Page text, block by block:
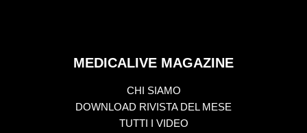
MEDICALIVE MAGAZINE
CHI SIAMO
DOWNLOAD RIVISTA DEL MESE
TUTTI I VIDEO